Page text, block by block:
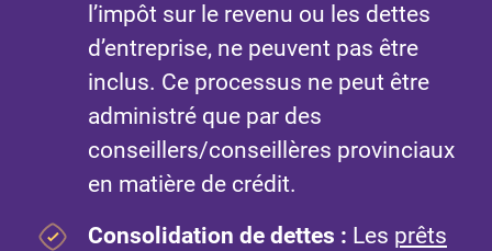
l’impôt sur le revenu ou les dettes
d’entreprise, ne peuvent pas être
inclus. Ce processus ne peut être
administré que par des
conseillers/conseillères provinciaux
en matière de crédit.
Consolidation de dettes : Les prêts